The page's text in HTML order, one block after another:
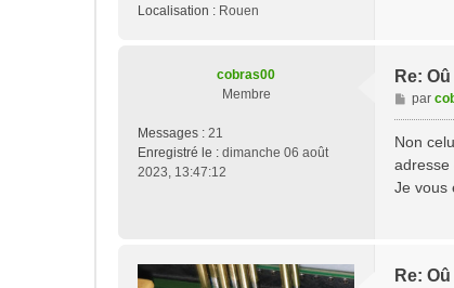
Localisation : Rouen
cobras00
Membre
Messages : 21
Enregistré le : dimanche 06 août
2023, 13:47:12
Re:
M
e
s
s
g
par
Non
adresse
Je vous
Re: